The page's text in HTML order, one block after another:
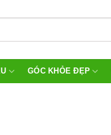
GÓC KHỎE ĐẸP